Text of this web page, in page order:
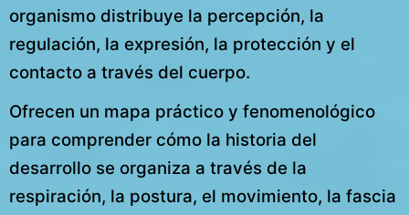
organismo distribuye la percepción, la
regulación, la expresión, la protección y el
contacto a través del cuerpo.
Ofrecen un mapa práctico y fenomenológico
para comprender cómo la historia del
desarrollo se organiza a través de la
respiración, la postura, el movimiento, la fascia